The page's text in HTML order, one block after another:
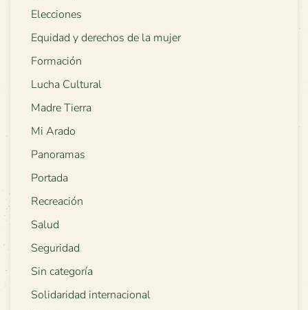
Elecciones
Equidad y derechos de la mujer
Formación
Lucha Cultural
Madre Tierra
Mi Arado
Panoramas
Portada
Recreación
Salud
Seguridad
Sin categoría
Solidaridad internacional